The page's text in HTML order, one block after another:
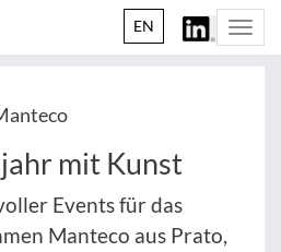
EN
mit Kunst
Events für das
Manteco aus Prato,